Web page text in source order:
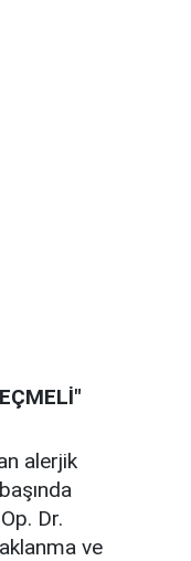
alerjik
Dr.
ve